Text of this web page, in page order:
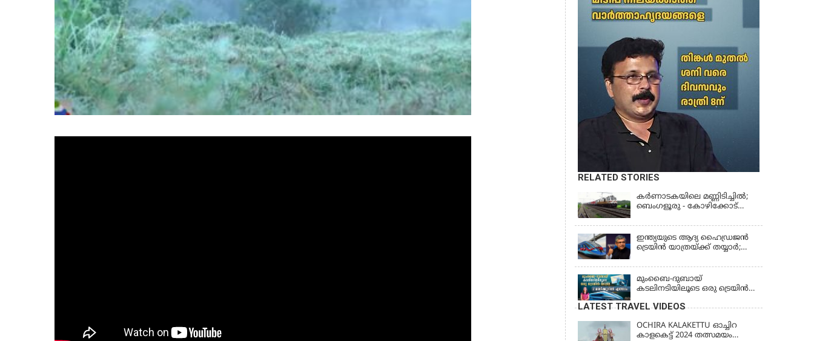
RELATED STORIES
കര്‍ണാടകയിലെ മണ്ണിടിച്ചില്‍;
ബെംഗളൂരു - കോഴിക്കോട്
ഇന്ത്യയുടെ ആദ്യ ഹൈഡ്രജൻ
ട്രെയിൻ യാത്രയ്ക്ക് തയ്യാർ;
മുംബൈ-ദുബായ്
കടലിനടിയിലൂടെ ഒരു ട്രെയിൻ
LATEST TRAVEL VIDEOS
OCHIRA KALAKETTU ഓച്ചിറ
കാളകെട്ട് 2024 തത്സമയം